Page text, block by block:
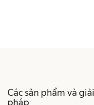
Các sản phẩm và giải
pháp